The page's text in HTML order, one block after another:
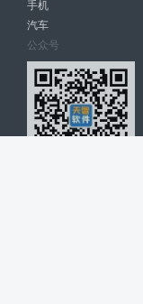
手机
汽车
公众号